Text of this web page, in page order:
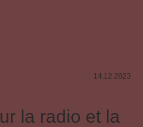
14.12.2023
la radio et la